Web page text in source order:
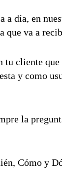
a día, en
que va a
cliente
y como
la
Cómo y